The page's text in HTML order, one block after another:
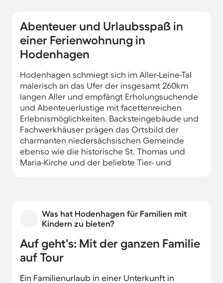
Abenteuer und Urlaubsspaß in
einer Ferienwohnung in
Hodenhagen
Hodenhagen schmiegt sich im Aller-Leine-Tal
malerisch an das Ufer der insgesamt 260km
langen Aller und empfängt Erholungsuchende
und Abenteuerlustige mit facettenreichen
Erlebnismöglichkeiten. Backsteingebäude und
Fachwerkhäuser prägen das Ortsbild der
charmanten niedersächsischen Gemeinde
ebenso wie die historische St. Thomas und
Maria-Kirche und der beliebte Tier- und
Entdeckungsreise.
Was hat Hodenhagen für Familien mit
Kindern zu bieten?
Auf geht's: Mit der ganzen Familie
auf Tour
Ein Familienurlaub in einer Unterkunft in